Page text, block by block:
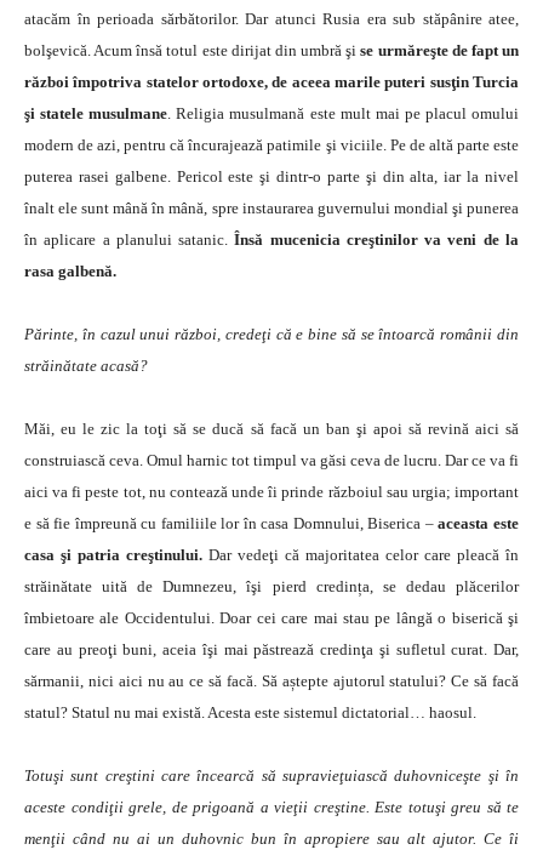
atacăm în perioada sărbătorilor. Dar atunci Rusia era sub stăpânire atee,
bolşevică. Acum însă totul este dirijat din umbră şise urmăreşte de fapt un
război împotriva statelor ortodoxe, de aceea marile puteri susţin Turcia
şi statele musulmane. Religia musulmană este mult mai pe placul omului
modern de azi, pentru că încurajează patimile şi viciile. Pe de altă parte este
puterea rasei galbene. Pericol este şi dintr-o parte şi din alta, iar la nivel
înalt ele sunt mână în mână, spre instaurarea guvernului mondial şi punerea
în aplicare a planului satanic.Însă mucenicia creştinilor va veni de la
rasa galbenă.
Părinte, în cazul unui război, credeţi că e bine să se întoarcă românii din
străinătate acasă?
Măi, eu le zic la toţi să se ducă să facă un ban şi apoi să revină aici să
construiască ceva. Omul harnic tot timpul va găsi ceva de lucru. Dar ce va fi
aici va fi peste tot, nu contează unde îi prinde războiul sau urgia; important
e să fie împreună cu familiile lor în casa Domnului, Biserica –aceasta este
casa şi patria creştinului. Dar vedeţi că majoritatea celor care pleacă în
străinătate uită de Dumnezeu, îşi pierd credința, se dedau plăcerilor
îmbietoare ale Occidentului. Doar cei care mai stau pe lângă o biserică şi
care au preoţi buni, aceia îşi mai păstrează credinţa şi sufletul curat. Dar,
sărmanii, nici aici nu au ce să facă. Să aștepte ajutorul statului? Ce să facă
statul? Statul nu mai există. Acesta este sistemul dictatorial… haosul.
Totuşi sunt creştini care încearcă să supravieţuiască duhovniceşte şi în
aceste condiţii grele, de prigoană a vieţii creştine. Este totuşi greu să te
menţii când nu ai un duhovnic bun în apropiere sau alt ajutor. Ce îi